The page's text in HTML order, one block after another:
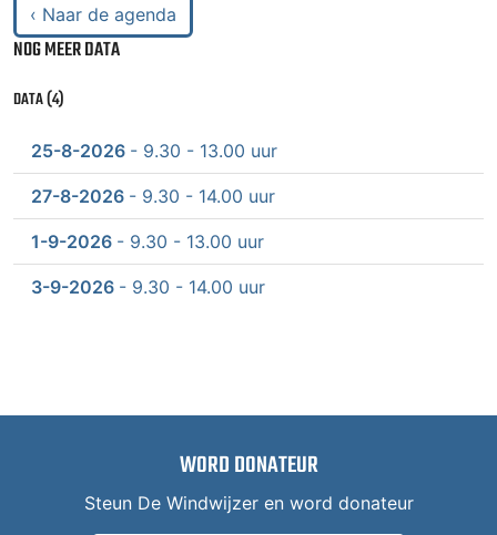
‹ Naar de agenda
NOG MEER DATA
DATA (4)
25-8-2026 - 9.30 - 13.00 uur
27-8-2026 - 9.30 - 14.00 uur
1-9-2026 - 9.30 - 13.00 uur
3-9-2026 - 9.30 - 14.00 uur
WORD DONATEUR
Steun De Windwijzer en word donateur